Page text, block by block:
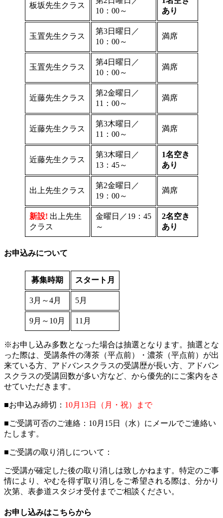
板坂先生クラス
10：00～
あり
玉置先生クラス
第3日曜日／
10：00～
満席
玉置先生クラス
第4日曜日／
10：00～
満席
近藤先生クラス
第2金曜日／
11：00～
満席
近藤先生クラス
第3木曜日／
11：00～
満席
近藤先生クラス
第3木曜日／
13：45～
1名空き
あり
出上先生クラス
第2金曜日／
19：00～
満席
新設! 出上先生
クラス
金曜日／19：45
～
2名空き
あり
お申込みについて
募集時期 スタート月
3月～4月 5月
9月～10月 11月
※お申し込み多数となった場合は抽選となります。抽選とな
った際は、受講条件の薄茶（平点前）・濃茶（平点前）が出
来ている方、アドバンスクラスの受講歴が長い方、アドバン
スクラスの受講回数が多い方など、から優先的にご案内をさ
せていただきます。
■お申込み締切： 10月13日（月・祝）まで
■ご受講可否のご連絡：10月15日（水）にメールでご連絡い
たします。
■ご受講の取り消しについて：
ご受講が確定した後の取り消しは致しかねます。特定のご事
情により、やむを得ず取り消しをご希望される際は、分かり
次第、表参道スタジオ受付までご相談ください。
お申し込みはこちらから